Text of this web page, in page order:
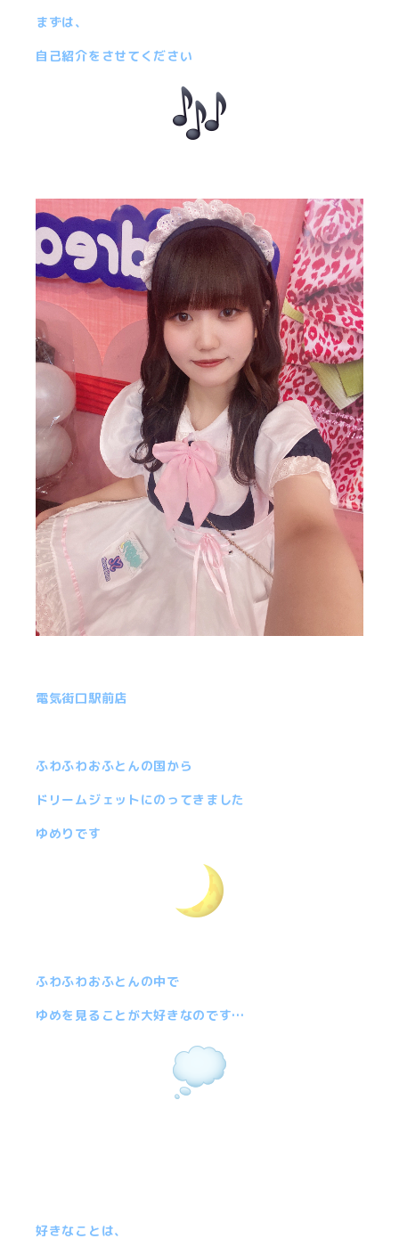
まずは、
自己紹介をさせてください
電気街口駅前店
ふわふわおふとんの国から
ドリームジェットにのってきました
ゆめりです
ふわふわおふとんの中で
ゆめを見ることが大好きなのです…
好きなことは、